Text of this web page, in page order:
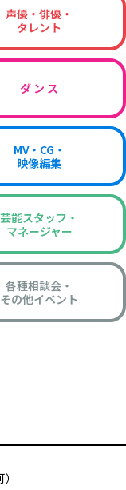
声優・俳優・
タレント
ダ ン ス
MV・CG・
映像編集
芸能スタッフ・
マネージャー
各種相談会・
その他イベント